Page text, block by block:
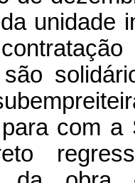
unidade
são
com a